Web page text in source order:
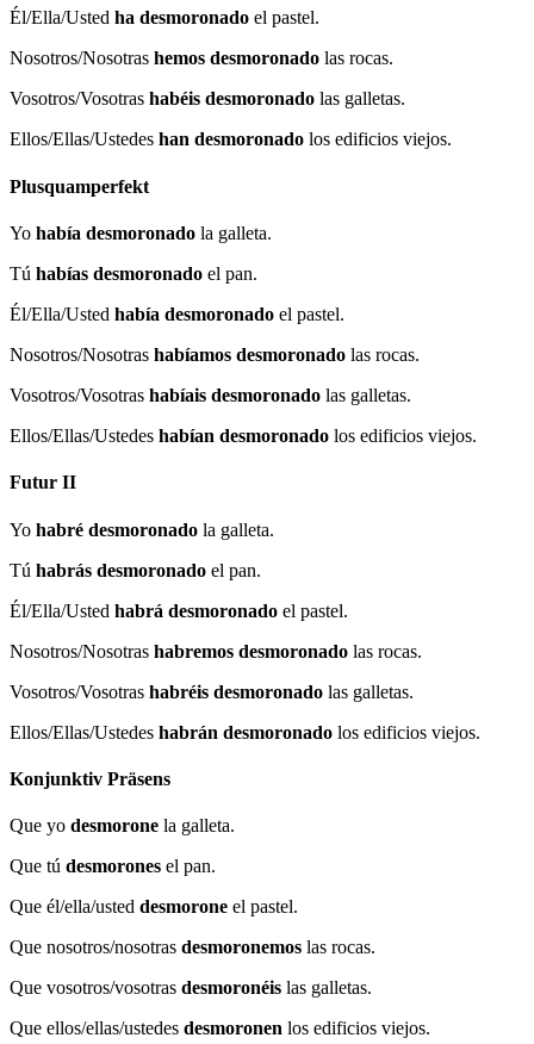
Él/Ella/Usted ha desmoronado el pastel.
Nosotros/Nosotras hemos desmoronado las rocas.
Vosotros/Vosotras habéis desmoronado las galletas.
Ellos/Ellas/Ustedes han desmoronado los edificios viejos.
Plusquamperfekt
Yo había desmoronado la galleta.
Tú habías desmoronado el pan.
Él/Ella/Usted había desmoronado el pastel.
Nosotros/Nosotras habíamos desmoronado las rocas.
Vosotros/Vosotras habíais desmoronado las galletas.
Ellos/Ellas/Ustedes habían desmoronado los edificios viejos.
Futur II
Yo habré desmoronado la galleta.
Tú habrás desmoronado el pan.
Él/Ella/Usted habrá desmoronado el pastel.
Nosotros/Nosotras habremos desmoronado las rocas.
Vosotros/Vosotras habréis desmoronado las galletas.
Ellos/Ellas/Ustedes habrán desmoronado los edificios viejos.
Konjunktiv Präsens
Que yo desmorone la galleta.
Que tú desmorones el pan.
Que él/ella/usted desmorone el pastel.
Que nosotros/nosotras desmoronemos las rocas.
Que vosotros/vosotras desmoronéis las galletas.
Que ellos/ellas/ustedes desmoronen los edificios viejos.